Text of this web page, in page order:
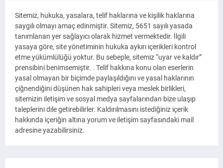
Sitemiz, hukuka, yasalara, telif haklarına ve kişilik haklarına
saygılı olmayı amaç edinmiştir. Sitemiz, 5651 sayılı yasada
tanımlanan yer sağlayıcı olarak hizmet vermektedir. İlgili
yasaya göre, site yönetiminin hukuka aykırı içerikleri kontrol
etme yükümlülüğü yoktur. Bu sebeple, sitemiz “uyar ve kaldır”
prensibini benimsemiştir. . Telif hakkına konu olan eserlerin
yasal olmayan bir biçimde paylaşıldığını ve yasal haklarının
çiğnendiğini düşünen hak sahipleri veya meslek birlikleri,
sitemizin iletişim ve sosyal medya sayfalarından bize ulaşıp
taleplerini dile getirebilirler. Kaldırılmasını istediğiniz içerik
hakkında içeriğin altına yorum ve iletişim sayfasındaki mail
adresine yazabilirsiniz.